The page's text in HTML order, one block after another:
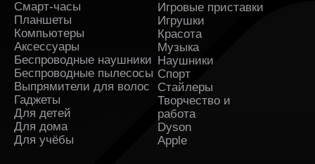
Смарт-часы
Планшеты
Компьютеры
Аксессуары
Беспроводные наушники
Беспроводные пылесосы
Выпрямители для волос
Гаджеты
Для детей
Для дома
Для учёбы
Игровые приставки
Игрушки
Красота
Музыка
Наушники
Спорт
Стайлеры
Творчество и
работа
Dyson
Apple